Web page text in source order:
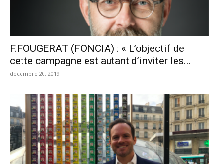
F.FOUGERAT (FONCIA) : « L’objectif de
cette campagne est autant d’inviter les...
décembre 20, 2019